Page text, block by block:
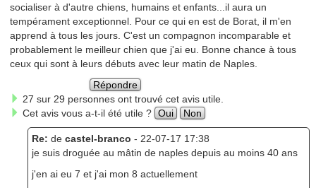
socialiser à d'autre chiens, humains et enfants...il aura un
tempérament exceptionnel. Pour ce qui en est de Borat, il m'en
apprend à tous les jours. C'est un compagnon incomparable et
probablement le meilleur chien que j'ai eu. Bonne chance à tous
ceux qui sont à leurs débuts avec leur matin de Naples.
Répondre
27 sur 29 personnes ont trouvé cet avis utile.
Cet avis vous a-t-il été utile ? Oui Non
Re: de castel-branco - 22-07-17 17:38
je suis droguée au mâtin de naples depuis au moins 40 ans
j'en ai eu 7 et j'ai mon 8 actuellement